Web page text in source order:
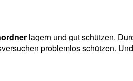
lagern und gut schützen.
problemlos schützen.